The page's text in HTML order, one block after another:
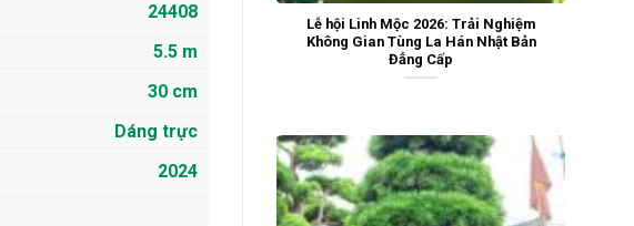
Lễ hội Linh Mộc 2026: Trải Nghiệm
Không Gian Tùng La Hán Nhật Bản
Đẳng Cấp
24408
5.5 m
30 cm
Dáng trực
2024